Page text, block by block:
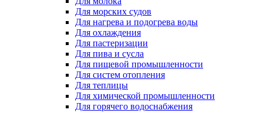
Для морских судов
Для нагрева и подогрева воды
Для охлаждения
Для пастеризации
Для пива и сусла
Для пищевой промышленности
Для систем отопления
Для теплицы
Для химической промышленности
Для горячего водоснабжения